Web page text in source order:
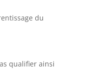
du
qualifier ainsi